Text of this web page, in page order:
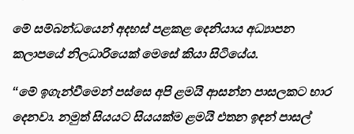
මේ සම්බන්ධයෙන් අදහස් පළකළ දෙනියාය අධ්‍යාපන
කලාපයේ නිලධාරියෙක් මෙසේ කියා සිටියේය.
“මේ ඉගැන්වීමෙන් පස්සෙ අපි ළමයි ආසන්න පාසලකට භාර
දෙනවා. නමුත් සියයට සියයක්ම ළමයි එතන ඉඳන් පාසල්